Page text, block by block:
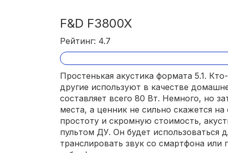
F&D F3800X
Рейтинг: 4.7
Простенькая акустика формата 5.1.
другие используют в качестве
составляет всего 80 Вт. Немного, но
места, а ценник не сильно скажется
простоту и скромную стоимость,
пультом ДУ. Он будет использоваться
транслировать звук со смартфона